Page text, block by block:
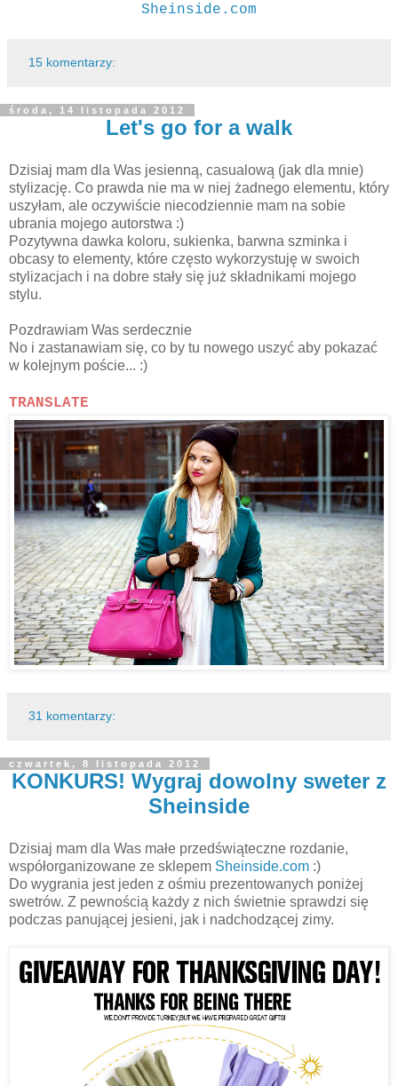
Sheinside.com
15 komentarzy:
środa, 14 listopada 2012
Let's go for a walk
Dzisiaj mam dla Was jesienną, casualową (jak dla mnie)
stylizację. Co prawda nie ma w niej żadnego elementu, który
uszyłam, ale oczywiście niecodziennie mam na sobie
ubrania mojego autorstwa :)
Pozytywna dawka koloru, sukienka, barwna szminka i
obcasy to elementy, które często wykorzystuję w swoich
stylizacjach i na dobre stały się już składnikami mojego
stylu.
Pozdrawiam Was serdecznie
No i zastanawiam się, co by tu nowego uszyć aby pokazać
w kolejnym poście... :)
TRANSLATE
31 komentarzy:
czwartek, 8 listopada 2012
KONKURS! Wygraj dowolny sweter z
Sheinside
Dzisiaj mam dla Was małe przedświąteczne rozdanie,
współorganizowane ze sklepem Sheinside.com :)
Do wygrania jest jeden z ośmiu prezentowanych poniżej
swetrów. Z pewnością każdy z nich świetnie sprawdzi się
podczas panującej jesieni, jak i nadchodzącej zimy.